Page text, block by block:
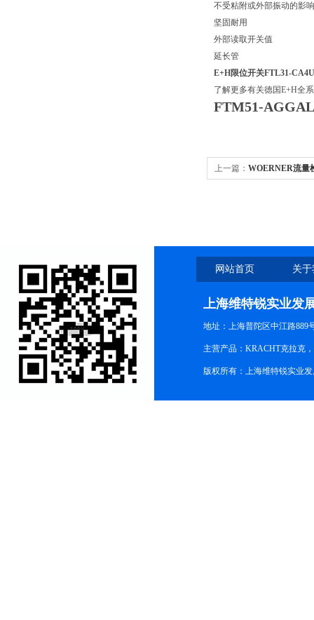
不受粘附或外部振动的影响
坚固耐用
外部读取开关值
延长管
E+H限位开关FTL31-
了解更多有关德国E+H全
FTM51-
上一篇： WOERNER流量
网站首页 关
上海维特锐实业发
地址：上海普陀区中江路889
主营产品：KRACHT克拉克
版权所有：上海维特锐实业